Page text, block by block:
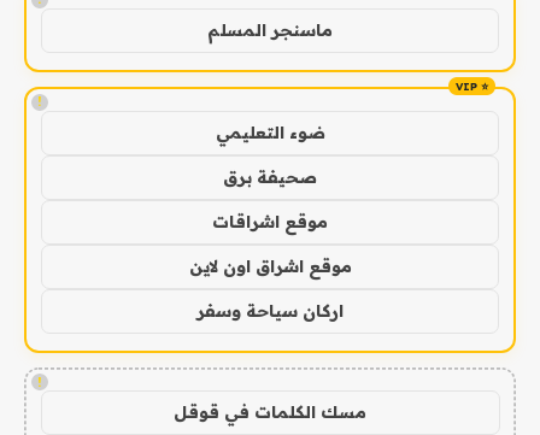
ماسنجر المسلم
!
ضوء التعليمي
صحيفة برق
موقع اشراقات
موقع اشراق اون لاين
اركان سياحة وسفر
!
مسك الكلمات في قوقل